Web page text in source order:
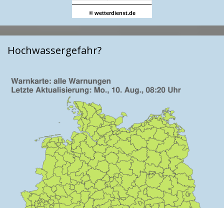
© wetterdienst.de
Hochwassergefahr?